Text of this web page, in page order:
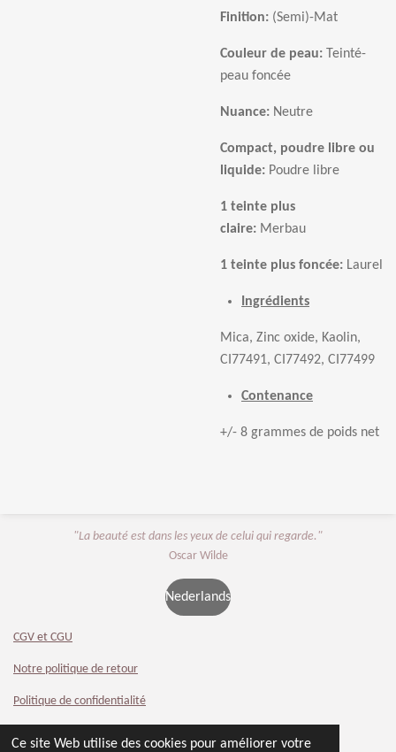
Ce site Web utilise des cookies pour améliorer votre
Finition: (Semi)-Mat
Couleur de peau:
Teinté-
peau foncée
Nuance: Neutre
Compact, poudre libre ou
liquide: Poudre libre
1 teinte plus
claire: Merbau
1 teinte plus foncée: Laurel
Ingrédients
Mica, Zinc oxide, Kaolin,
CI77491, CI77492, CI77499
Contenance
+/- 8 grammes de poids net
"La beauté est dans les yeux de celui qui regarde."
Oscar Wilde
Nederlands
CGV et CGU
Notre politique de retour
Politique de confidentialité